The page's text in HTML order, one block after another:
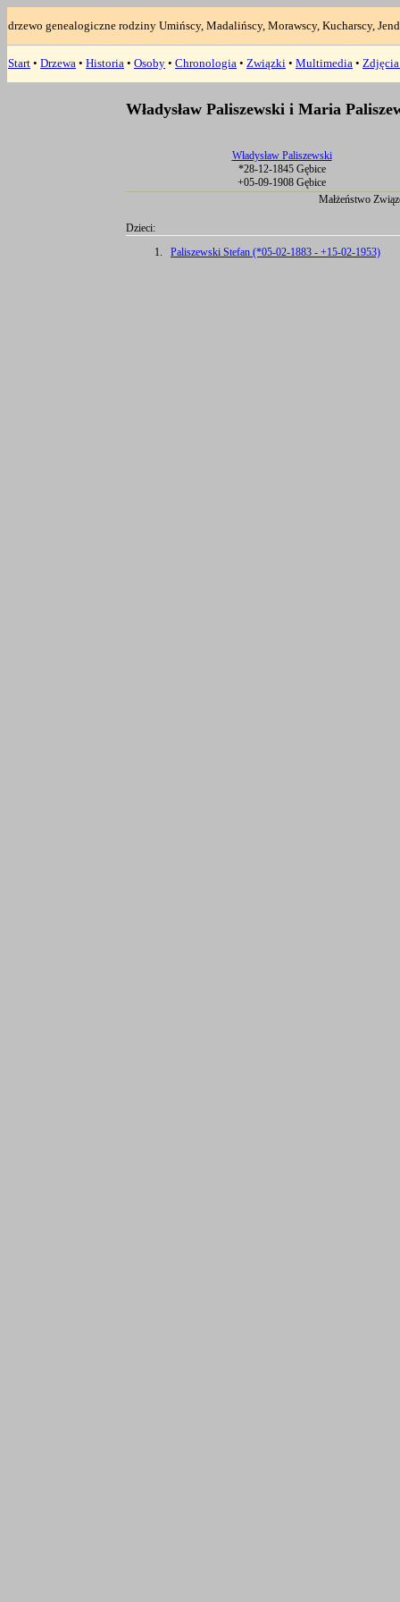
drzewo genealogiczne rodziny Umińscy, Madalińscy, Morawscy, Kucharscy,
Start • Drzewa • Historia • Osoby • Chronologia • Związki • Multimedia •
Władysław Paliszewski i Maria
Władysław Paliszewski
*28-12-1845 Gębice
+05-09-1908 Gębice
Małżeństwo
Dzieci:
1.
Paliszewski Stefan (*05-02-1883 - +15-02-1953)